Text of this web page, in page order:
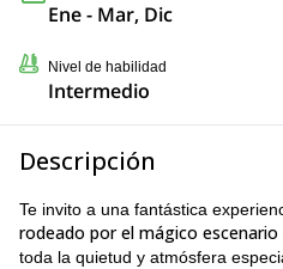
Ene - Mar, Dic
Nivel de habilidad
Intermedio
Descripción
Te invito a una fantástica
rodeado por el mágico
toda la quietud y atmósfera